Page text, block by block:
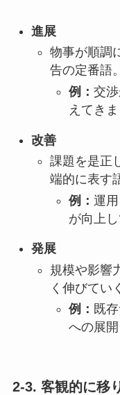
進展
物事が順調
告の定番語。
例： 交渉
えてきま
改善
課題を是正
端的に表す
例： 運
が向上し
発展
規模や影響
く伸びてい
例： 既
への展開
2-3. 客観的に移